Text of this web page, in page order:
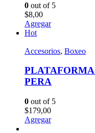
0 out of 5
$8,00
Agregar
Hot
Accesorios, Boxeo
PERA
0 out of 5
$179,00
Agregar